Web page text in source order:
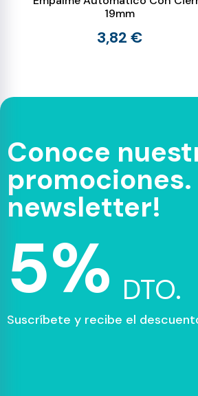
19mm
3,82 €
Conoce
promociones.
newsletter!
5% DTO.
Suscríbete y recibe el